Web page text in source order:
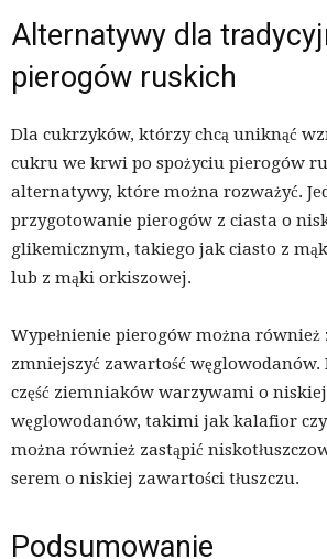
Alternatywy dla
pierogów ruskich
Dla cukrzyków, którzy chcą uniknąć
cukru we krwi po spożyciu pierogów
alternatywy, które można rozważyć.
przygotowanie pierogów z ciasta o
glikemicznym, takiego jak ciasto z
lub z mąki orkiszowej.
Wypełnienie pierogów można
zmniejszyć zawartość węglowodanów.
część ziemniaków warzywami o
węglowodanów, takimi jak kalafior
można również zastąpić
serem o niskiej zawartości tłuszczu.
Podsumowanie